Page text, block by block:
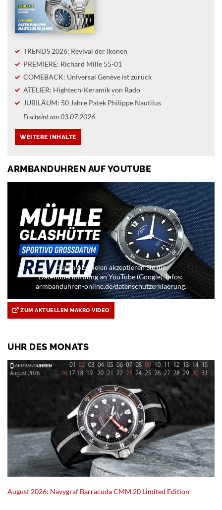
TRENDS 2026: Revival der Ikonen
PREMIERE: Richard Mille 55-01
COMEBACK: Universal Genève ist zurück
ATELIER: Hightech-Keramik von Rado
JUBILÄUM: 50 Jahre Patek Philippe Nautilus
Erscheint am 03.07.2026
ARMBANDUHREN AUF YOUTUBE
Durch Abspielen akzeptieren Sie die
Datenübermittlung an YouTube (Google). Infos:
armbanduhren-online.de/datenschutzerklaerung.
ZUM AKTUELLEN MAKRO VIDEO
UHR DES MONATS
August 2026: Navygraf Barracuda CMM.20 Limited Edition